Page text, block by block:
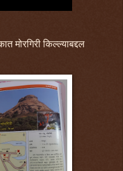
मोरगिरी किल्ल्याबद्दल